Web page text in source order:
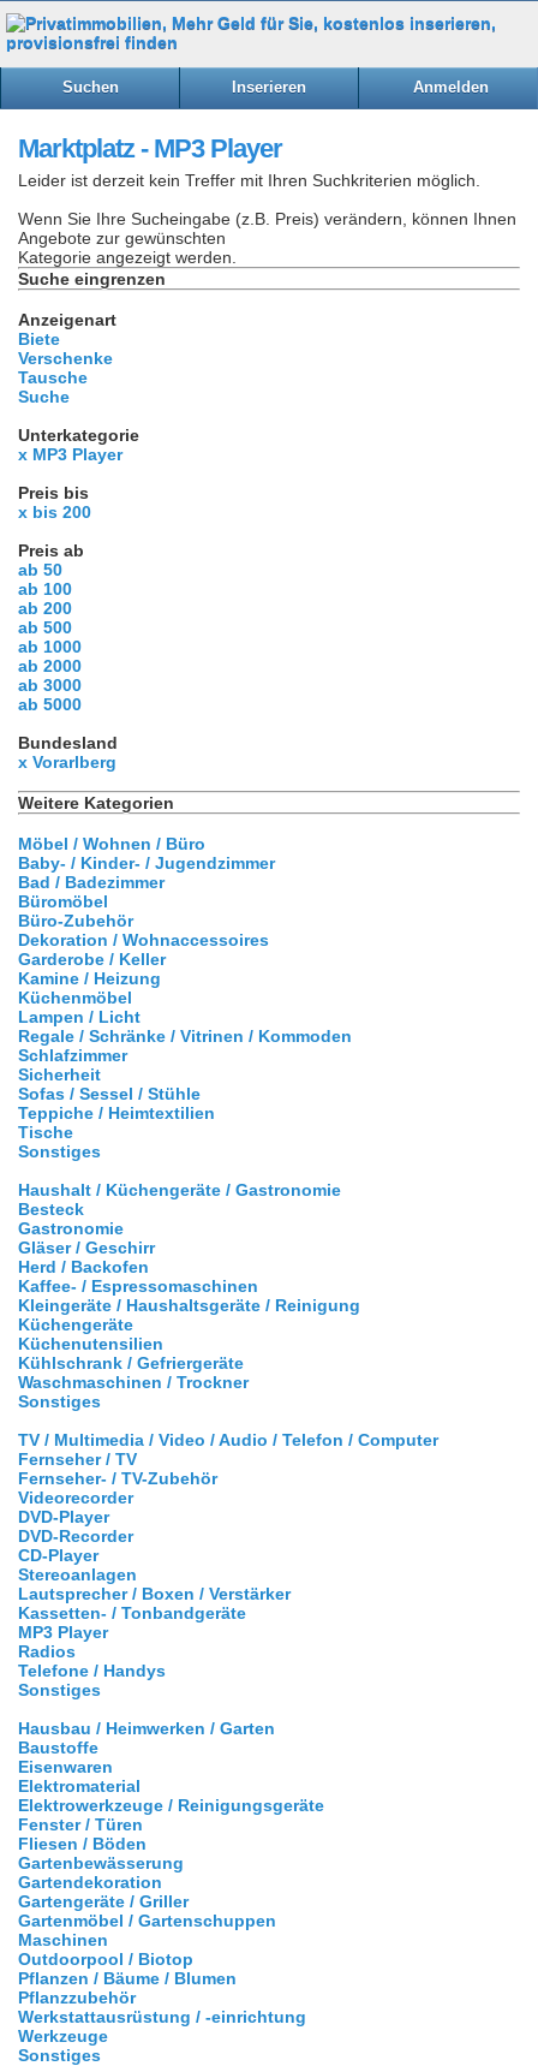
Suchen Inserieren Anmelden
Marktplatz - MP3 Player
Leider ist derzeit kein Treffer mit Ihren Suchkriterien möglich.
Wenn Sie Ihre Sucheingabe (z.B. Preis) verändern, können Ihnen
Angebote zur gewünschten
Kategorie angezeigt werden.
Suche eingrenzen
Anzeigenart
Biete
Verschenke
Tausche
Suche
Unterkategorie
x MP3 Player
Preis bis
x bis 200
Preis ab
ab 50
ab 100
ab 200
ab 500
ab 1000
ab 2000
ab 3000
ab 5000
Bundesland
x Vorarlberg
Weitere Kategorien
Möbel / Wohnen / Büro
Baby- / Kinder- / Jugendzimmer
Bad / Badezimmer
Büromöbel
Büro-Zubehör
Dekoration / Wohnaccessoires
Garderobe / Keller
Kamine / Heizung
Küchenmöbel
Lampen / Licht
Regale / Schränke / Vitrinen / Kommoden
Schlafzimmer
Sicherheit
Sofas / Sessel / Stühle
Teppiche / Heimtextilien
Tische
Sonstiges
Haushalt / Küchengeräte / Gastronomie
Besteck
Gastronomie
Gläser / Geschirr
Herd / Backofen
Kaffee- / Espressomaschinen
Kleingeräte / Haushaltsgeräte / Reinigung
Küchengeräte
Küchenutensilien
Kühlschrank / Gefriergeräte
Waschmaschinen / Trockner
Sonstiges
TV / Multimedia / Video / Audio / Telefon / Computer
Fernseher / TV
Fernseher- / TV-Zubehör
Videorecorder
DVD-Player
DVD-Recorder
CD-Player
Stereoanlagen
Lautsprecher / Boxen / Verstärker
Kassetten- / Tonbandgeräte
MP3 Player
Radios
Telefone / Handys
Sonstiges
Hausbau / Heimwerken / Garten
Baustoffe
Eisenwaren
Elektromaterial
Elektrowerkzeuge / Reinigungsgeräte
Fenster / Türen
Fliesen / Böden
Gartenbewässerung
Gartendekoration
Gartengeräte / Griller
Gartenmöbel / Gartenschuppen
Maschinen
Outdoorpool / Biotop
Pflanzen / Bäume / Blumen
Pflanzzubehör
Werkstattausrüstung / -einrichtung
Werkzeuge
Sonstiges